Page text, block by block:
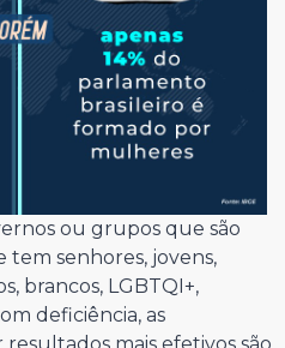
ou grupos que são
tem senhores, jovens,
brancos, LGBTQI+,
deficiência, as